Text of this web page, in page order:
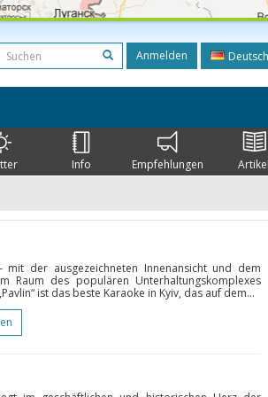
Anmelden Deutsch
Info Empfehlungen Artikel
mit der ausgezeichneten Innenansicht und dem
Raum des populären Unterhaltungskomplexes
ist das beste Karaoke in Kyiv, das auf dem...